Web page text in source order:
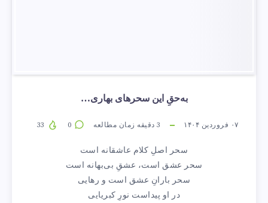
به‌حقِ این سحرهای بهاری…
۰۷ فروردین ۱۴۰۴ 3 دقیقه زمان مطالعه 0
سحر اصلِ کلام عاشقانه است
سحر عشق است، عشقِ بی‌بهانه است
سحر بارانِ عشق است و رهایی
در او پیداست نورِ کبریایی